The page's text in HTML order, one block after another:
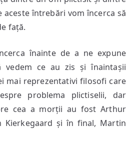
aceste întrebări vom încerca să
față.
înainte de a ne expune
vedem ce au zis și înaintașii
mai reprezentativi filosofi care
problema plictiselii, dar
cea a morții au fost Arthur
Kierkegaard și în final, Martin